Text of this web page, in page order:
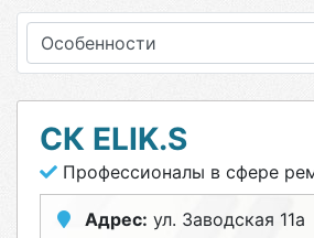
Особенности
СК ELIK.S
Профессионалы в сфере
Адрес: ул. Заводская 11а